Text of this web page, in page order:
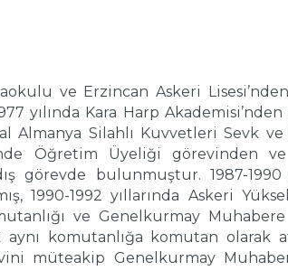
ve Erzincan Askeri
yılında Kara Harp
Almanya Silahlı Kuvvetleri Sevk
Öğretim Üyeliği görevinden
görevde bulunmuştur. 1987-
1990-1992 yıllarında Askeri
ve Genelkurmay
komutanlığa komutan olarak
müteakip Genelkurmay